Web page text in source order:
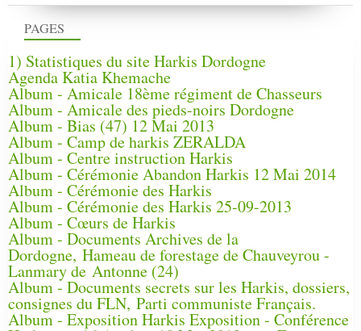
PAGES
1) Statistiques du site Harkis Dordogne
Agenda Katia Khemache
Album - Amicale 18ème régiment de Chasseurs
Album - Amicale des pieds-noirs Dordogne
Album - Bias (47) 12 Mai 2013
Album - Camp de harkis ZERALDA
Album - Centre instruction Harkis
Album - Cérémonie Abandon Harkis 12 Mai 2014
Album - Cérémonie des Harkis
Album - Cérémonie des Harkis 25-09-2013
Album - Cœurs de Harkis
Album - Documents Archives de la
Dordogne, Hameau de forestage de Chauveyrou -
Lanmary de Antonne (24)
Album - Documents secrets sur les Harkis, dossiers,
consignes du FLN, Parti communiste Français.
Album - Exposition Harkis Exposition - Conférence